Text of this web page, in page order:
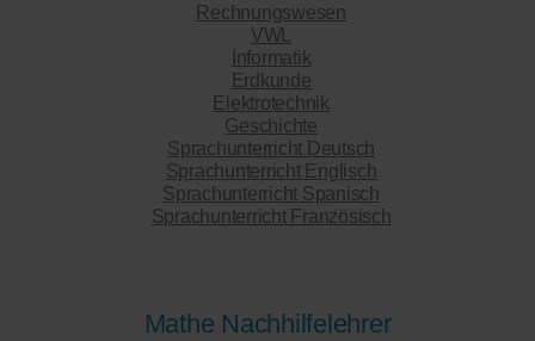
Rechnungswesen
VWL
Informatik
Erdkunde
Elektrotechnik
Geschichte
Sprachunterricht Deutsch
Sprachunterricht Englisch
Sprachunterricht Spanisch
Sprachunterricht Französisch
Mathe Nachhilfelehrer